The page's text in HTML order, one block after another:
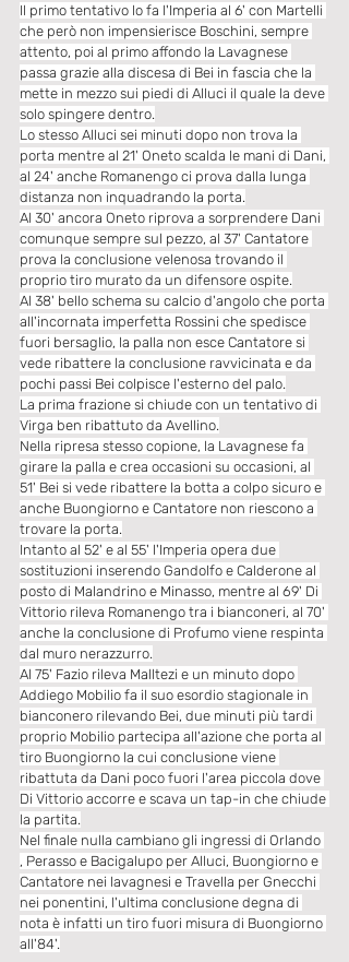
Il primo tentativo lo fa l'Imperia al 6' con Martelli
che però non impensierisce Boschini, sempre
attento, poi al primo affondo la Lavagnese
passa grazie alla discesa di Bei in fascia che la
mette in mezzo sui piedi di Alluci il quale la deve
solo spingere dentro.
Lo stesso Alluci sei minuti dopo non trova la
porta mentre al 21' Oneto scalda le mani di Dani,
al 24' anche Romanengo ci prova dalla lunga
distanza non inquadrando la porta.
Al 30' ancora Oneto riprova a sorprendere Dani
comunque sempre sul pezzo, al 37' Cantatore
prova la conclusione velenosa trovando il
proprio tiro murato da un difensore ospite.
Al 38' bello schema su calcio d'angolo che porta
all'incornata imperfetta Rossini che spedisce
fuori bersaglio, la palla non esce Cantatore si
vede ribattere la conclusione ravvicinata e da
pochi passi Bei colpisce l'esterno del palo.
La prima frazione si chiude con un tentativo di
Virga ben ribattuto da Avellino.
Nella ripresa stesso copione, la Lavagnese fa
girare la palla e crea occasioni su occasioni, al
51' Bei si vede ribattere la botta a colpo sicuro e
anche Buongiorno e Cantatore non riescono a
trovare la porta.
Intanto al 52' e al 55' l'Imperia opera due
sostituzioni inserendo Gandolfo e Calderone al
posto di Malandrino e Minasso, mentre al 69' Di
Vittorio rileva Romanengo tra i bianconeri, al 70'
anche la conclusione di Profumo viene respinta
dal muro nerazzurro.
Al 75' Fazio rileva Malltezi e un minuto dopo
Addiego Mobilio fa il suo esordio stagionale in
bianconero rilevando Bei, due minuti più tardi
proprio Mobilio partecipa all'azione che porta al
tiro Buongiorno la cui conclusione viene
ribattuta da Dani poco fuori l'area piccola dove
Di Vittorio accorre e scava un tap-in che chiude
la partita.
Nel finale nulla cambiano gli ingressi di Orlando
, Perasso e Bacigalupo per Alluci, Buongiorno e
Cantatore nei lavagnesi e Travella per Gnecchi
nei ponentini, l'ultima conclusione degna di
nota è infatti un tiro fuori misura di Buongiorno
all'84'.